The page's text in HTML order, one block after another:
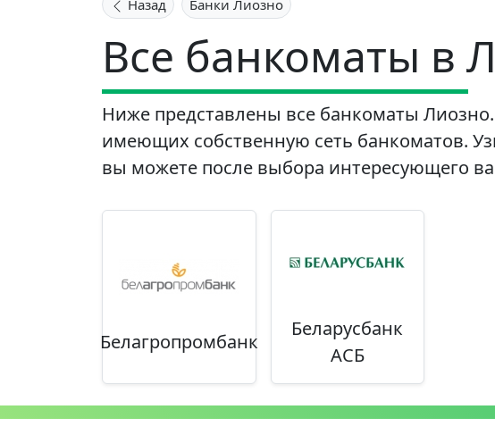
Назад Банки Лиозно
Все банкоматы в
Ниже представлены все банкоматы
имеющих собственную сеть банкоматов.
вы можете после выбора интересующего
Белагропромбанк
Беларусбанк
АСБ